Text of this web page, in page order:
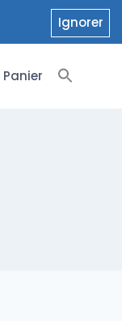
Ignorer
Panier